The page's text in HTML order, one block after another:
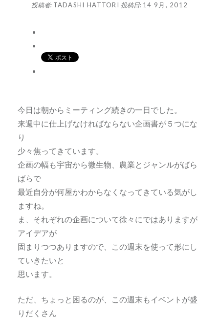
投稿者: TADASHI HATTORI 投稿日: 14 9月, 2012
今日は朝からミーティング続きの一日でした。
来週中に仕上げなければならない企画書が５つにな
り
少々焦ってきています。
企画の幅も宇宙から微生物、農業とジャンルがばら
ばらで
最近自分が何屋かわからなくなってきている気がし
ますね。
ま、それぞれの企画について徐々にではありますが
アイデアが
固まりつつありますので、この週末を使って形にし
ていきたいと
思います。
ただ、ちょっと困るのが、この週末もイベントが盛
りだくさん